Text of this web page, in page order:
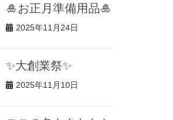
🎍お正月準備用品🎍
2025年11月24日
✨大創業祭✨
2025年11月10日